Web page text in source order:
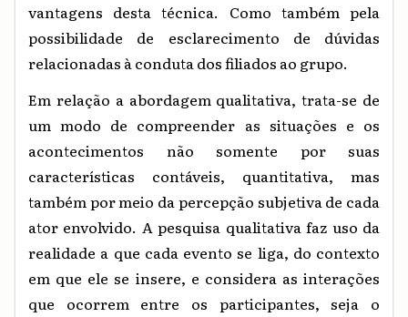
vantagens desta técnica. Como também pela
possibilidade de esclarecimento de dúvidas
relacionadas à conduta dos filiados ao grupo.
Em relação a abordagem qualitativa, trata-se de
um modo de compreender as situações e os
acontecimentos não somente por suas
características contáveis, quantitativa, mas
também por meio da percepção subjetiva de cada
ator envolvido. A pesquisa qualitativa faz uso da
realidade a que cada evento se liga, do contexto
em que ele se insere, e considera as interações
que ocorrem entre os participantes, seja o